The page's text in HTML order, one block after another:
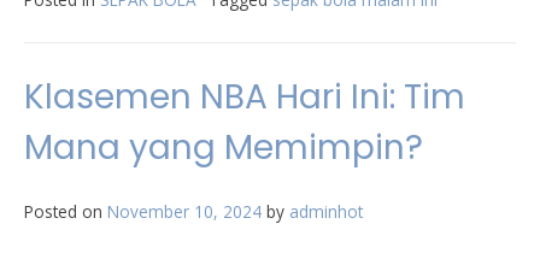
Klasemen NBA Hari Ini: Tim
Mana yang Memimpin?
Posted on November 10, 2024 by adminhot